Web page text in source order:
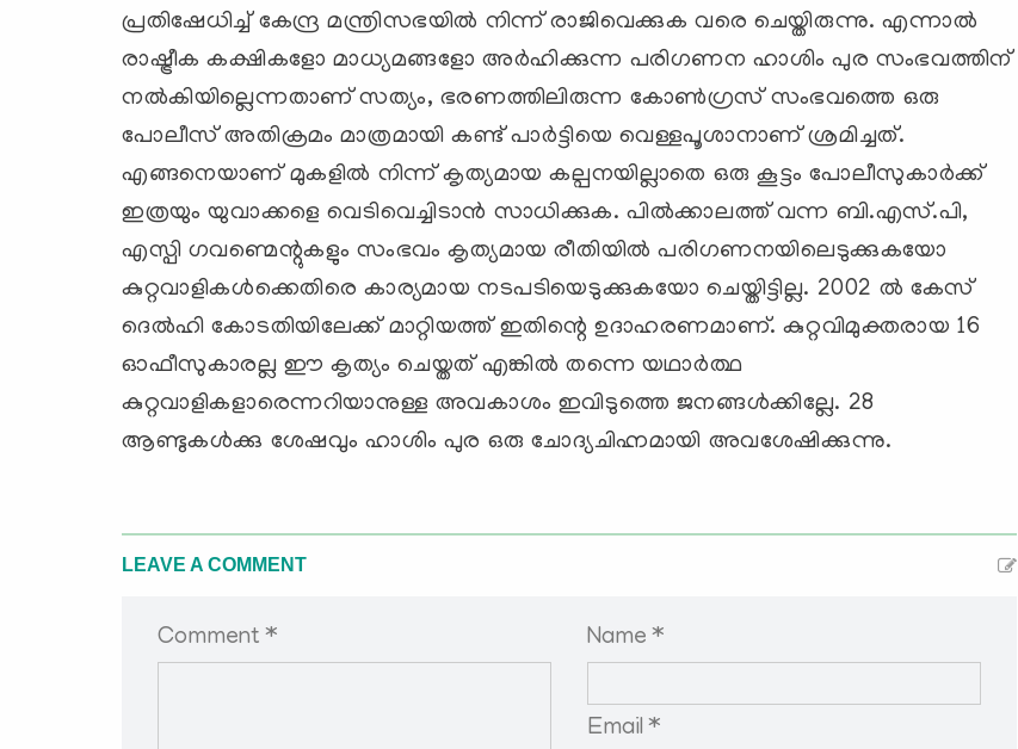
പ്രതിഷേധിച്ച് കേന്ദ്ര മന്ത്രിസഭയില്‍ നിന്ന് രാജിവെക്കുക വരെ ചെയ്തിരുന്നു. എന്നാല്‍
രാഷ്ട്രീക കക്ഷികളോ മാധ്യമങ്ങളോ അര്‍ഹിക്കുന്ന പരിഗണന ഹാശിം പുര സംഭവത്തിന്
നല്‍കിയില്ലെന്നതാണ് സത്യം, ഭരണത്തിലിരുന്ന കോണ്‍ഗ്രസ് സംഭവത്തെ ഒരു
പോലീസ് അതിക്രമം മാത്രമായി കണ്ട് പാര്‍ട്ടിയെ വെള്ളപൂശാനാണ് ശ്രമിച്ചത്.
എങ്ങനെയാണ് മുകളില്‍ നിന്ന് കൃത്യമായ കല്പനയില്ലാതെ ഒരു കൂട്ടം പോലീസുകാര്‍ക്ക്
ഇത്രയും യുവാക്കളെ വെടിവെച്ചിടാന്‍ സാധിക്കുക. പില്‍ക്കാലത്ത് വന്ന ബി.എസ്.പി,
എസ്പി ഗവണ്മെന്റുകളും സംഭവം കൃത്യമായ രീതിയില്‍ പരിഗണനയിലെടുക്കുകയോ
കുറ്റവാളികള്‍ക്കെതിരെ കാര്യമായ നടപടിയെടുക്കുകയോ ചെയ്തിട്ടില്ല. 2002 ല്‍ കേസ്
ദെല്‍ഹി കോടതിയിലേക്ക് മാറ്റിയത്ത് ഇതിന്റെ ഉദാഹരണമാണ്. കുറ്റവിമുക്തരായ 16
ഓഫീസുകാരല്ല ഈ കൃത്യം ചെയ്തത് എങ്കില്‍ തന്നെ യഥാര്‍ത്ഥ
കുറ്റവാളികളാരെന്നറിയാനുള്ള അവകാശം ഇവിടുത്തെ ജനങ്ങള്‍ക്കില്ലേ. 28
ആണ്ടുകള്‍ക്കു ശേഷവും ഹാശിം പുര ഒരു ചോദ്യചിഹ്നമായി അവശേഷിക്കുന്നു.
LEAVE A COMMENT
Comment * Name *
Email *